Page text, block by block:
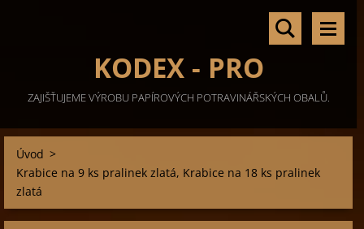
KODEX - PRO
ZAJIŠŤUJEME VÝROBU PAPÍROVÝCH POTRAVINÁŘSKÝCH OBALŮ.
Úvod >
Krabice na 9 ks pralinek zlatá, Krabice na 18 ks pralinek
zlatá